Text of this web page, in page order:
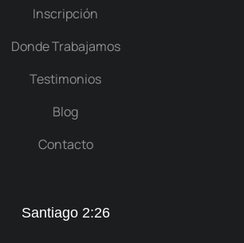
Inscripción
Donde Trabajamos
Testimonios
Blog
Contacto
Santiago 2:26